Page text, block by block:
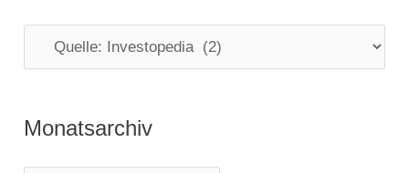
a
e
g
Monatsarchiv